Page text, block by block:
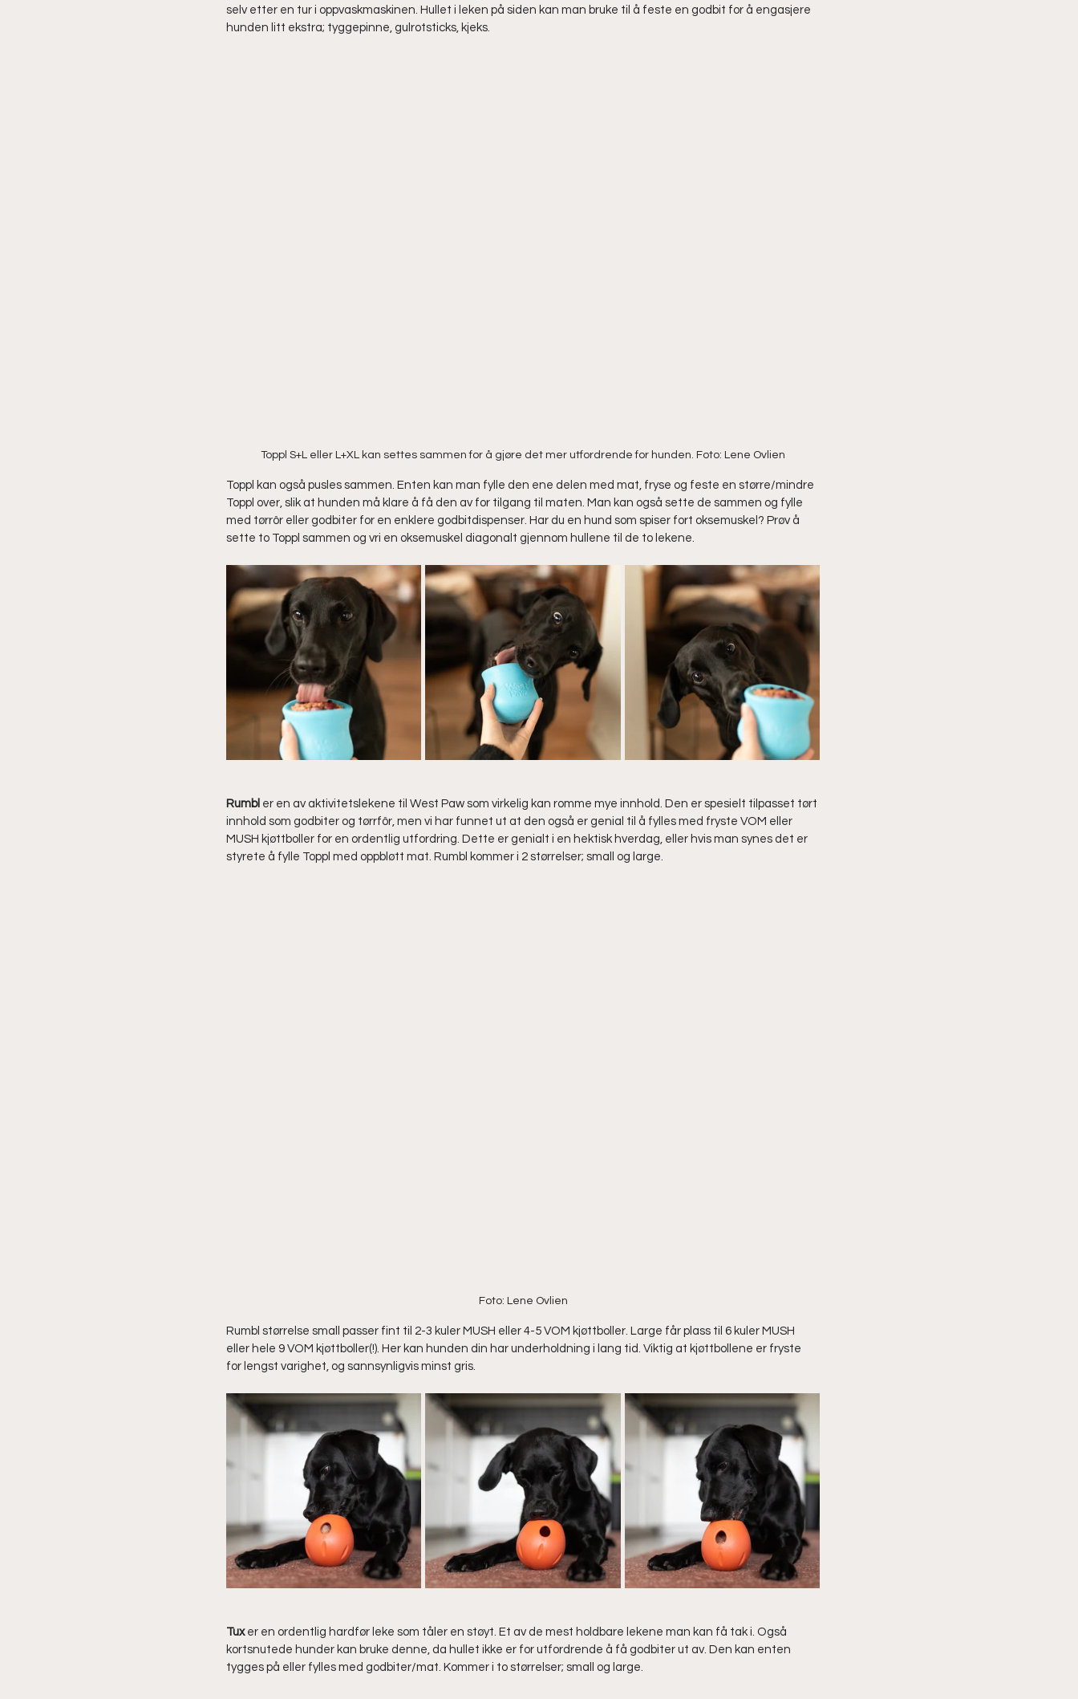
selv etter en tur i oppvaskmaskinen. Hullet i leken på siden kan man bruke til å feste en godbit for å engasjere
hunden litt ekstra; tyggepinne, gulrotsticks, kjeks.
Toppl S+L eller L+XL kan settes sammen for å gjøre det mer utfordrende for hunden. Foto: Lene Ovlien
Toppl kan også pusles sammen. Enten kan man fylle den ene delen med mat, fryse og feste en større/mindre
Toppl over, slik at hunden må klare å få den av for tilgang til maten. Man kan også sette de sammen og fylle
med tørrôr eller godbiter for en enklere godbitdispenser. Har du en hund som spiser fort oksemuskel? Prøv å
sette to Toppl sammen og vri en oksemuskel diagonalt gjennom hullene til de to lekene.
Rumbl er en av aktivitetslekene til West Paw som virkelig kan romme mye innhold. Den er spesielt tilpasset tørt
innhold som godbiter og tørrfôr, men vi har funnet ut at den også er genial til å fylles med fryste VOM eller
MUSH kjøttboller for en ordentlig utfordring. Dette er genialt i en hektisk hverdag, eller hvis man synes det er
styrete å fylle Toppl med oppbløtt mat. Rumbl kommer i 2 størrelser; small og large.
Foto: Lene Ovlien
Rumbl størrelse small passer fint til 2-3 kuler MUSH eller 4-5 VOM kjøttboller. Large får plass til 6 kuler MUSH
eller hele 9 VOM kjøttboller(!). Her kan hunden din har underholdning i lang tid. Viktig at kjøttbollene er fryste
for lengst varighet, og sannsynligvis minst gris.
Tux er en ordentlig hardfør leke som tåler en støyt. Et av de mest holdbare lekene man kan få tak i. Også
kortsnutede hunder kan bruke denne, da hullet ikke er for utfordrende å få godbiter ut av. Den kan enten
tygges på eller fylles med godbiter/mat. Kommer i to størrelser; small og large.